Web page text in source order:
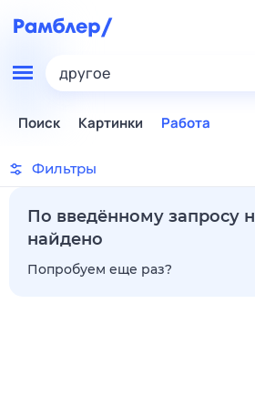
другое
Поиск Картинки Работа
Фильтры
По введённому запросу
найдено
Попробуем еще раз?